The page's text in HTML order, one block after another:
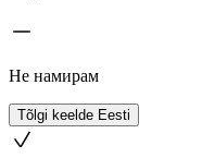
Не намирам
Tõlgi keelde Eesti